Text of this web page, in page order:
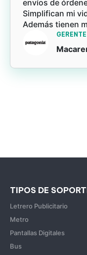
envíos de
Simplifican mi
Además tienen
TIPOS DE
Letrero Publicitario
Metro
Pantallas Digitales
Bus